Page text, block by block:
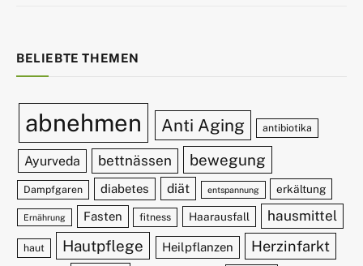
BELIEBTE THEMEN
abnehmen Anti Aging antibiotika
Ayurveda bettnässen bewegung
Dampfgaren diabetes diät entspannung erkältung
Ernährung Fasten fitness Haarausfall hausmittel
haut Hautpflege Heilpflanzen Herzinfarkt